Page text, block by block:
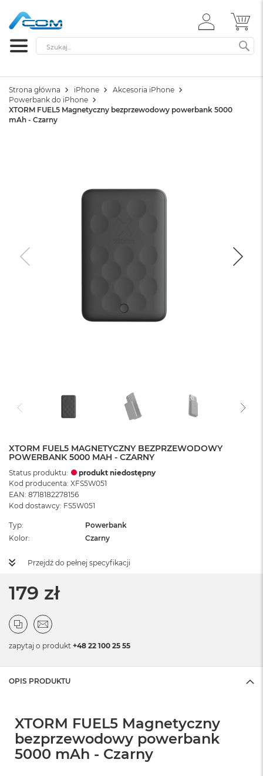
ZALOGUJ
SIĘ
Szukaj
Strona główna iPhone
Akcesoria iPhone
Powerbank do iPhone
XTORM FUEL5 Magnetyczny bezprzewodowy powerbank 5000
mAh - Czarny
XTORM FUEL5 MAGNETYCZNY BEZPRZEWODOWY
POWERBANK 5000 MAH - CZARNY
Status produktu:
produkt niedostępny
Kod producenta: XFS5W051
EAN: 8718182278156
Kod dostawcy: FS5W051
Typ
Powerbank
Kolor
Czarny
Przejdź do pełnej specyfikacji
179 zł
zapytaj o produkt +48 22 100 25 55
OPIS PRODUKTU
XTORM FUEL5 Magnetyczny
bezprzewodowy powerbank
5000 mAh - Czarny